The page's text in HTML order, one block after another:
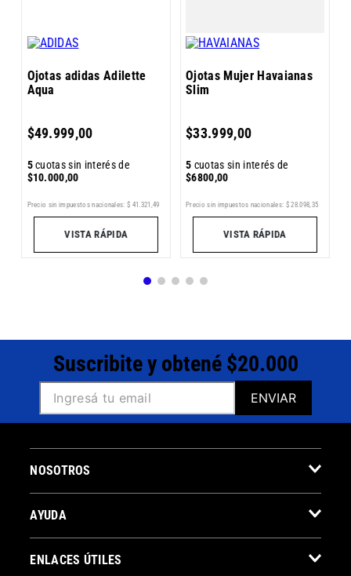
Ojotas adidas Adilette
Aqua
$49.999,00
5cuotas sin interés de
$10.000,00
Precio sin impuestos nacionales: $ 41.321 ,49
VISTA RÁPIDA
Ojotas Mujer Havaianas
Slim
$33.999,00
5 cuotas sin interés de
$6800,00
Precio sin impuestos nacionales: $ 28.098,35
VISTA RÁPIDA
Suscribite y obtené $20.000
ENVIAR
NOSOTROS
AYUDA
ENLACES ÚTILES